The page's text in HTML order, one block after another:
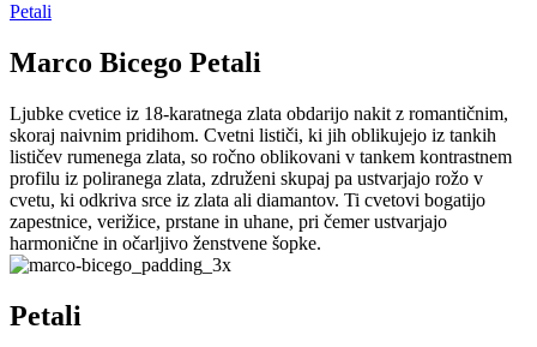
Petali
Marco Bicego Petali
Ljubke cvetice iz 18-karatnega zlata obdarijo nakit z romantičnim,
skoraj naivnim pridihom. Cvetni lističi, ki jih oblikujejo iz tankih
lističev rumenega zlata, so ročno oblikovani v tankem kontrastnem
profilu iz poliranega zlata, združeni skupaj pa ustvarjajo rožo v
cvetu, ki odkriva srce iz zlata ali diamantov. Ti cvetovi bogatijo
zapestnice, verižice, prstane in uhane, pri čemer ustvarjajo
harmonične in očarljivo ženstvene šopke.
Petali